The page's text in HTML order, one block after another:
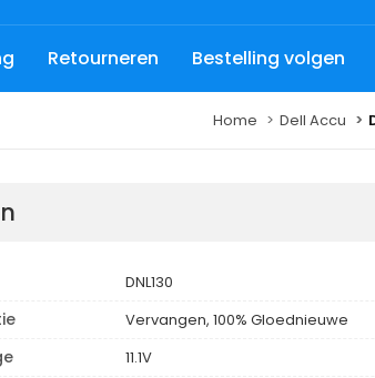
Retourneren Bestelling volgen
Home Dell Accu
DNL130
Vervangen, 100% Gloednieuwe
11.1V